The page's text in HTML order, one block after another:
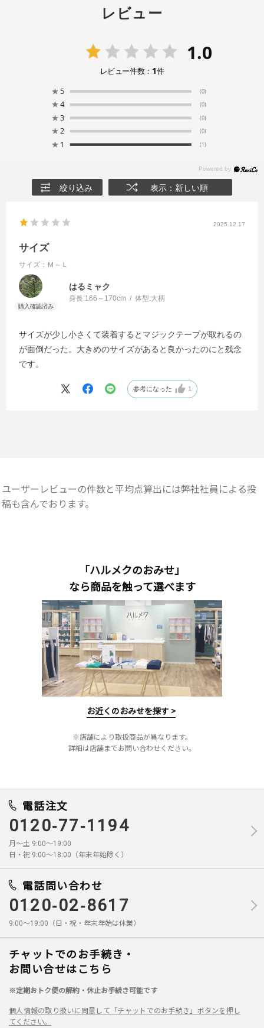
レビュー
1.0
レビュー件数： 1件
★ 5 (0)
★4 (0)
★3 (0)
★2 (0)
★ 1 (1)
絞り込み 表示：新しい順
2025.12.17
サイズ
サイズ：Ｍ～Ｌ
はるミャク
身長:166～170cm 体型:大柄
サイズが少し小さくて装着するとマジックテープが取れるの
が面倒だった。大きめのサイズがあると良かったのにと残念
です。
参考になった 1
ユーザーレビューの件数と平均点算出には弊社社員による投
稿も含んでおります。
「ハルメクのおみせ」
なら商品を触って選べます
お近くのおみせを探す >
※店舗により取扱商品が異なります。
詳細は店舗までお問い合わせください。
電話注文
0120-77-1194
月～土 9:00～19:00
日・祝 9:00～18:00（年末年始除く）
電話問い合わせ
0120-02-8617
9:00～19:00（日・祝・年末年始は休業）
チャットでのお手続き・
お問い合せはこちら
※定期おトク便の解約・休止お手続き可能です
個人情報の取り扱いに同意して「チャットでのお手続き」ボタンを押し
てください。